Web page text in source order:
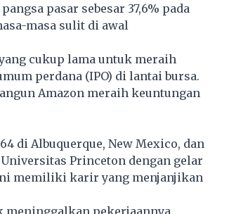
pasar sebesar 37,6% pada
masa sulit di awal
cukup lama untuk meraih
perdana (IPO) di lantai bursa.
Amazon meraih keuntungan
di Albuquerque, New Mexico, dan
Princeton dengan gelar
memiliki karir yang menjanjikan